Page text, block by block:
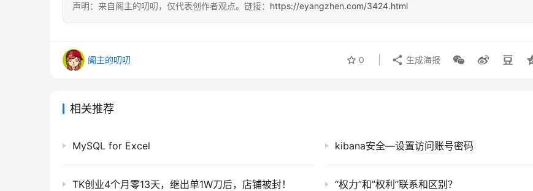
声明：来自阁主的叨叨，仅代表创作者观点。链接： https://eyangzhen.com/3424.html
阁主的叨叨 0 生成海报
相关推荐
MySQL for Excel kibana安全—设置访问账号密码
TK创业4个月零13天，继出单1W刀后，店铺被封！ “权力”和”权利”联系和区别？